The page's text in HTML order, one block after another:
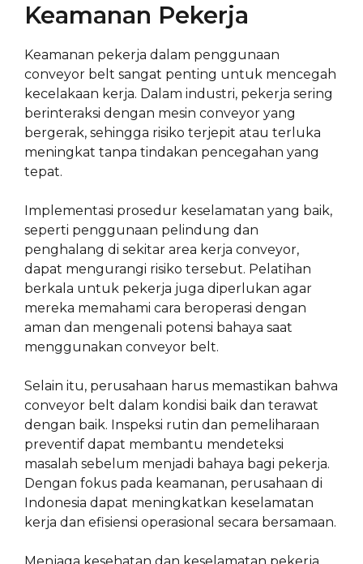
Keamanan Pekerja
Keamanan pekerja dalam penggunaan
conveyor belt sangat penting untuk mencegah
kecelakaan kerja. Dalam industri, pekerja sering
berinteraksi dengan mesin conveyor yang
bergerak, sehingga risiko terjepit atau terluka
meningkat tanpa tindakan pencegahan yang
tepat.
Implementasi prosedur keselamatan yang baik,
seperti penggunaan pelindung dan
penghalang di sekitar area kerja conveyor,
dapat mengurangi risiko tersebut. Pelatihan
berkala untuk pekerja juga diperlukan agar
mereka memahami cara beroperasi dengan
aman dan mengenali potensi bahaya saat
menggunakan conveyor belt.
Selain itu, perusahaan harus memastikan bahwa
conveyor belt dalam kondisi baik dan terawat
dengan baik. Inspeksi rutin dan pemeliharaan
preventif dapat membantu mendeteksi
masalah sebelum menjadi bahaya bagi pekerja.
Dengan fokus pada keamanan, perusahaan di
Indonesia dapat meningkatkan keselamatan
kerja dan efisiensi operasional secara bersamaan.